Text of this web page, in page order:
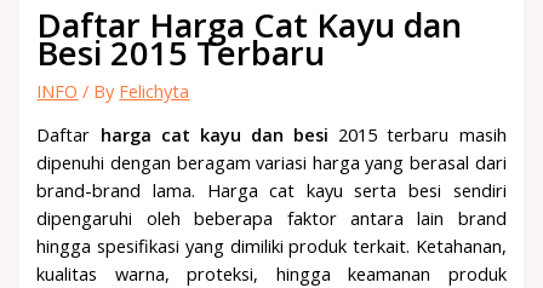
Daftar Harga Cat Kayu dan
Besi 2015 Terbaru
INFO / By Felichyta
Daftar harga cat kayu dan besi 2015 terbaru masih
dipenuhi dengan beragam variasi harga yang berasal dari
brand-brand lama. Harga cat kayu serta besi sendiri
dipengaruhi oleh beberapa faktor antara lain brand
hingga spesifikasi yang dimiliki produk terkait. Ketahanan,
kualitas warna, proteksi, hingga keamanan produk